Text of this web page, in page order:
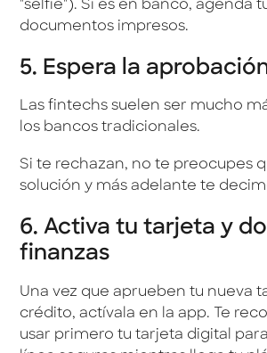
"selfie"). Si es en banco, agenda
documentos impresos.
5. Espera la
Las fintechs suelen ser mucho
los bancos tradicionales.
Si te rechazan, no te preocupes
solución y más adelante te
6. Activa tu tarjeta y
finanzas
Una vez que aprueben tu nueva
crédito, actívala en la app. Te
usar primero tu tarjeta digital